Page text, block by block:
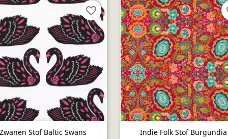
Zwanen Stof Baltic Swans
Snel bekijken
favorite_border
Indie Folk Stof Burgundia
Snel bekijken